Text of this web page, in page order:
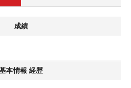
成績
本情報 経歴